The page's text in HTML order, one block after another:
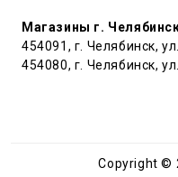
Магазины г.
454091, г. Челябинск,
454080, г. Челябинск,
Copyright ©